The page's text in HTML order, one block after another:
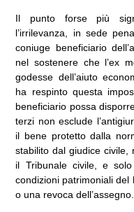
Il punto forse più
l’irrilevanza, in sede
coniuge beneficiario
nel sostenere che l’ex
godesse dell’aiuto
ha respinto questa
beneficiario possa
terzi non esclude
il bene protetto dalla
stabilito dal giudice civile,
il Tribunale civile, e
condizioni patrimoniali del
o una revoca dell’assegno.